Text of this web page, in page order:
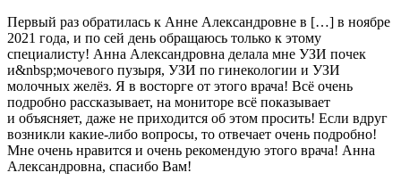
Первый раз обратилась к Анне Александровне в […] в ноябре
2021 года, и по сей день обращаюсь только к этому
специалисту! Анна Александровна делала мне УЗИ почек
и&nbsp;мочевого пузыря, УЗИ по гинекологии и УЗИ
молочных желёз. Я в восторге от этого врача! Всё очень
подробно рассказывает, на мониторе всё показывает
и объясняет, даже не приходится об этом просить! Если вдруг
возникли какие-либо вопросы, то отвечает очень подробно!
Мне очень нравится и очень рекомендую этого врача! Анна
Александровна, спасибо Вам!